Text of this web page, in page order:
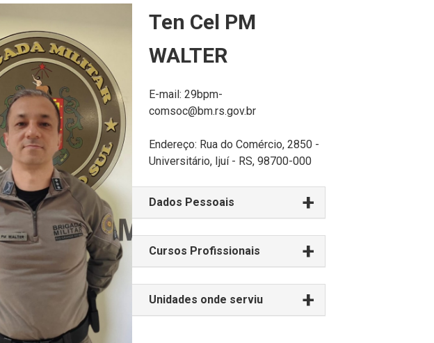
Ten Cel PM
WALTER
E-mail: 29bpm-
comsoc@bm.rs.gov.br
Endereço: Rua do Comércio, 2850 -
Universitário, Ijuí - RS, 98700-000
Dados Pessoais
Cursos Profissionais
Unidades onde serviu